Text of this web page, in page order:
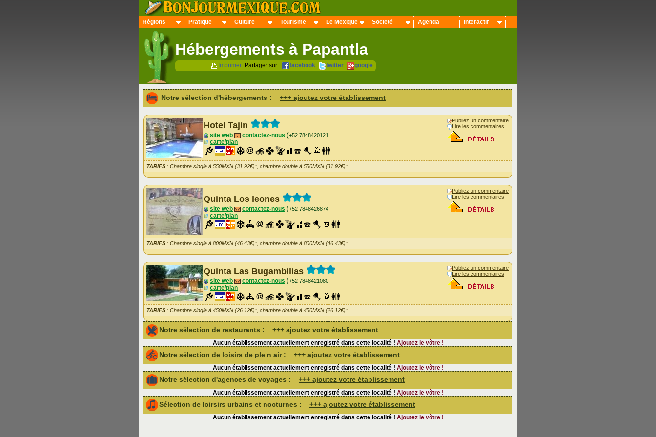
Régions Pratique Culture Tourisme Le Mexique Societé Agenda Interactif
Hébergements à Papantla
Imprimer Partager sur : facebook twitter google
Notre sélection d'hébergements : +++ ajoutez votre établissement
Hotel Tajin
site web contactez-nous (+52 7848420121
carte/plan
Publiez un commentaire
Lire les commentaires
TARIFS : Chambre single à 550MXN (31.92€)*, chambre double à 550MXN (31.92€)*,
Quinta Los leones
site web contactez-nous (+52 7848426874
carte/plan
Publiez un commentaire
Lire les commentaires
TARIFS : Chambre single à 800MXN (46.43€)*, chambre double à 800MXN (46.43€)*,
Quinta Las Bugambilias
site web contactez-nous (+52 7848421080
carte/plan
Publiez un commentaire
Lire les commentaires
TARIFS : Chambre single à 450MXN (26.12€)*, chambre double à 450MXN (26.12€)*,
Notre sélection de restaurants : +++ ajoutez votre établissement
Aucun établissement actuellement enregistré dans cette localité ! Ajoutez le vôtre !
Notre sélection de loisirs de plein air : +++ ajoutez votre établissement
Aucun établissement actuellement enregistré dans cette localité ! Ajoutez le vôtre !
Notre sélection d'agences de voyages : +++ ajoutez votre établissement
Aucun établissement actuellement enregistré dans cette localité ! Ajoutez le vôtre !
Sélection de loirsirs urbains et nocturnes : +++ ajoutez votre établissement
Aucun établissement actuellement enregistré dans cette localité ! Ajoutez le vôtre !